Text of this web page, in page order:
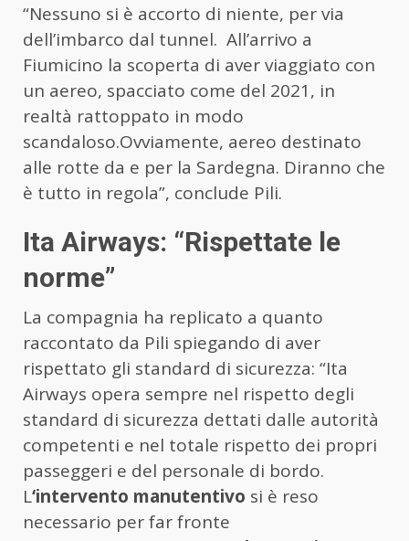
“Nessuno si è accorto di niente, per via
dell’imbarco dal tunnel. All’arrivo a
Fiumicino la scoperta di aver viaggiato con
un aereo, spacciato come del 2021, in
realtà rattoppato in modo
scandaloso.Ovviamente, aereo destinato
alle rotte da e per la Sardegna. Diranno che
è tutto in regola”, conclude Pili.
Ita Airways: “Rispettate le
norme”
La compagnia ha replicato a quanto
raccontato da Pili spiegando di aver
rispettato gli standard di sicurezza: “Ita
Airways opera sempre nel rispetto degli
standard di sicurezza dettati dalle autorità
competenti e nel totale rispetto dei propri
passeggeri e del personale di bordo.
L‘intervento manutentivo si è reso
necessario per far fronte